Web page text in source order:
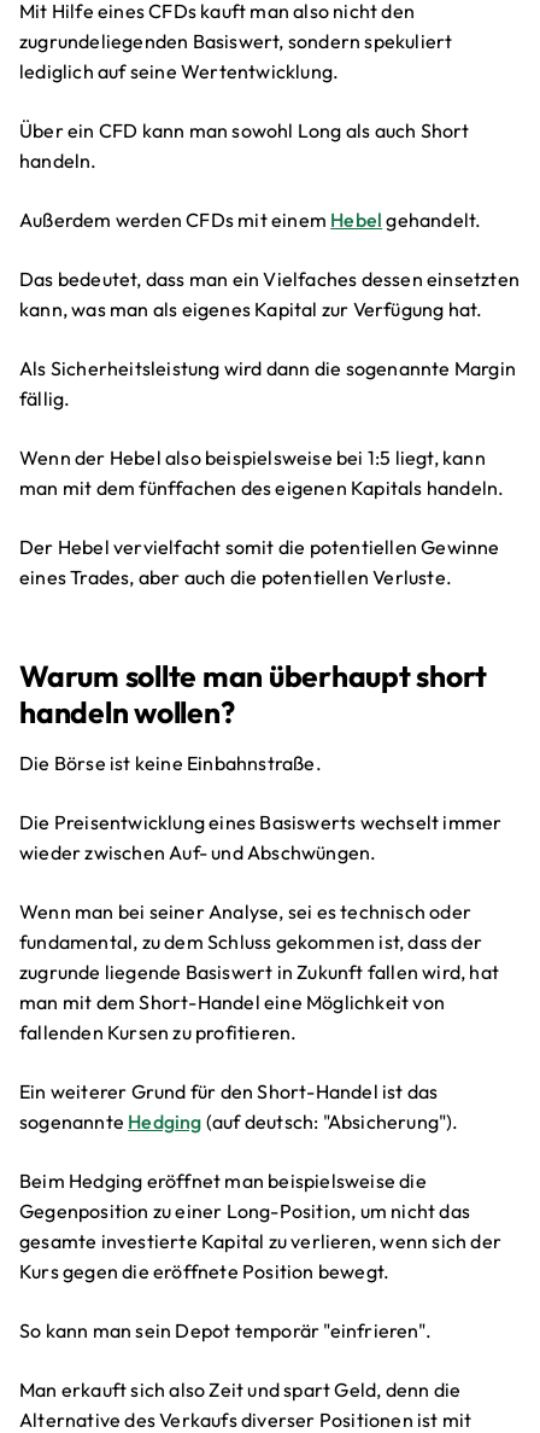
Mit Hilfe eines CFDs kauft man also nicht den
zugrundeliegenden Basiswert, sondern spekuliert
lediglich auf seine Wertentwicklung.
Über ein CFD kann man sowohl Long als auch Short
handeln.
Außerdem werden CFDs mit einem Hebel gehandelt.
Das bedeutet, dass man ein Vielfaches dessen einsetzten
kann, was man als eigenes Kapital zur Verfügung hat.
Als Sicherheitsleistung wird dann die sogenannte Margin
fällig.
Wenn der Hebel also beispielsweise bei 1:5 liegt, kann
man mit dem fünffachen des eigenen Kapitals handeln.
Der Hebel vervielfacht somit die potentiellen Gewinne
eines Trades, aber auch die potentiellen Verluste.
Warum sollte man überhaupt short
handeln wollen?
Die Börse ist keine Einbahnstraße.
Die Preisentwicklung eines Basiswerts wechselt immer
wieder zwischen Auf- und Abschwüngen.
Wenn man bei seiner Analyse, sei es technisch oder
fundamental, zu dem Schluss gekommen ist, dass der
zugrunde liegende Basiswert in Zukunft fallen wird, hat
man mit dem Short-Handel eine Möglichkeit von
fallenden Kursen zu profitieren.
Ein weiterer Grund für den Short-Handel ist das
sogenannte Hedging (auf deutsch: "Absicherung").
Beim Hedging eröffnet man beispielsweise die
Gegenposition zu einer Long-Position, um nicht das
gesamte investierte Kapital zu verlieren, wenn sich der
Kurs gegen die eröffnete Position bewegt.
So kann man sein Depot temporär "einfrieren".
Man erkauft sich also Zeit und spart Geld, denn die
Alternative des Verkaufs diverser Positionen ist mit